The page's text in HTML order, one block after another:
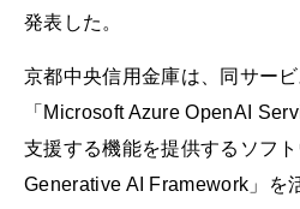
発表した。
京都中央信用金庫は、同サー
「Microsoft Azure OpenAI
支援する機能を提供するソフ
Generative AI Framework」を